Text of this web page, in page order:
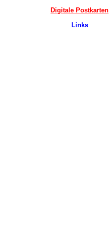
Digitale Postkarten
Links